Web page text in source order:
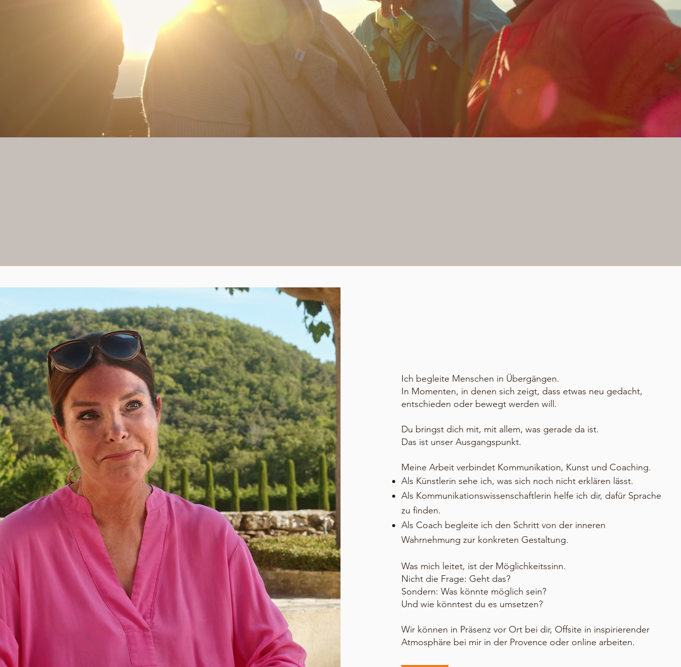
Ich begleite Menschen in Übergängen.
In Momenten, in denen sich zeigt, dass etwas neu gedacht,
entschieden oder bewegt werden will.
Du bringst dich mit, mit allem, was gerade da ist.
Das ist unser Ausgangspunkt.
Meine Arbeit verbindet Kommunikation, Kunst und Coaching.
Als Künstlerin sehe ich, was sich noch nicht erklären lässt.
Als Kommunikationswissenschaftlerin helfe ich dir, dafür Sprache
zu finden.
Als Coach begleite ich den Schritt von der inneren
Wahrnehmung zur konkreten Gestaltung.
Was mich leitet, ist der Möglichkeitssinn.
Nicht die Frage: Geht das?
Sondern: Was könnte möglich sein?
Und wie könntest du es umsetzen?​
Wir können in Präsenz vor Ort bei dir, Offsite in inspirierender
Atmosphäre bei mir in der Provence oder online arbeiten.